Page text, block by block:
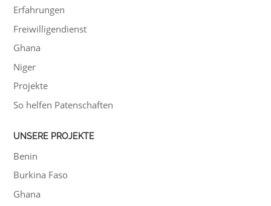
Erfahrungen
Freiwilligendienst
Ghana
Niger
Projekte
So helfen Patenschaften
UNSERE PROJEKTE
Benin
Burkina Faso
Ghana